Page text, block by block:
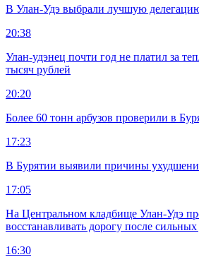
В Улан-Удэ выбрали лучшую
20:38
Улан-удэнец почти год не платил за
тысяч рублей
20:20
Более 60 тонн арбузов проверили в
17:23
В Бурятии выявили причины
17:05
На Центральном кладбище Улан-Удэ
восстанавливать дорогу после
16:30